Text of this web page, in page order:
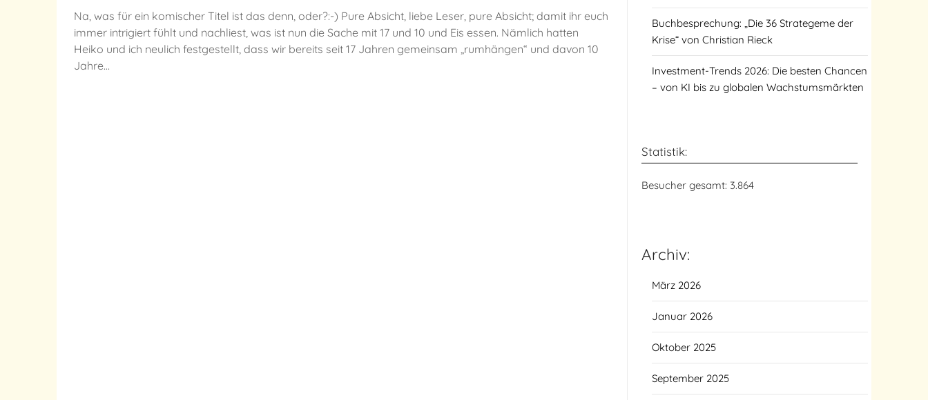
Na, was für ein komischer Titel ist das denn, oder?:-) Pure Absicht, liebe Leser, pure Absicht; damit ihr euch
immer intrigiert fühlt und nachliest, was ist nun die Sache mit 17 und 10 und Eis essen. Nämlich hatten
Heiko und ich neulich festgestellt, dass wir bereits seit 17 Jahren gemeinsam „rumhängen“ und davon 10
Jahre…
Buchbesprechung: „Die 36 Strategeme der
Krise“ von Christian Rieck
Investment-Trends 2026: Die besten Chancen
– von KI bis zu globalen Wachstumsmärkten
Statistik:
Besucher gesamt: 3.864
Archiv:
März 2026
Januar 2026
Oktober 2025
September 2025